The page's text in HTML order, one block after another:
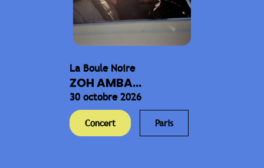
La Boule Noire
ZOH AMBA...
30 octobre 2026
Concert Paris